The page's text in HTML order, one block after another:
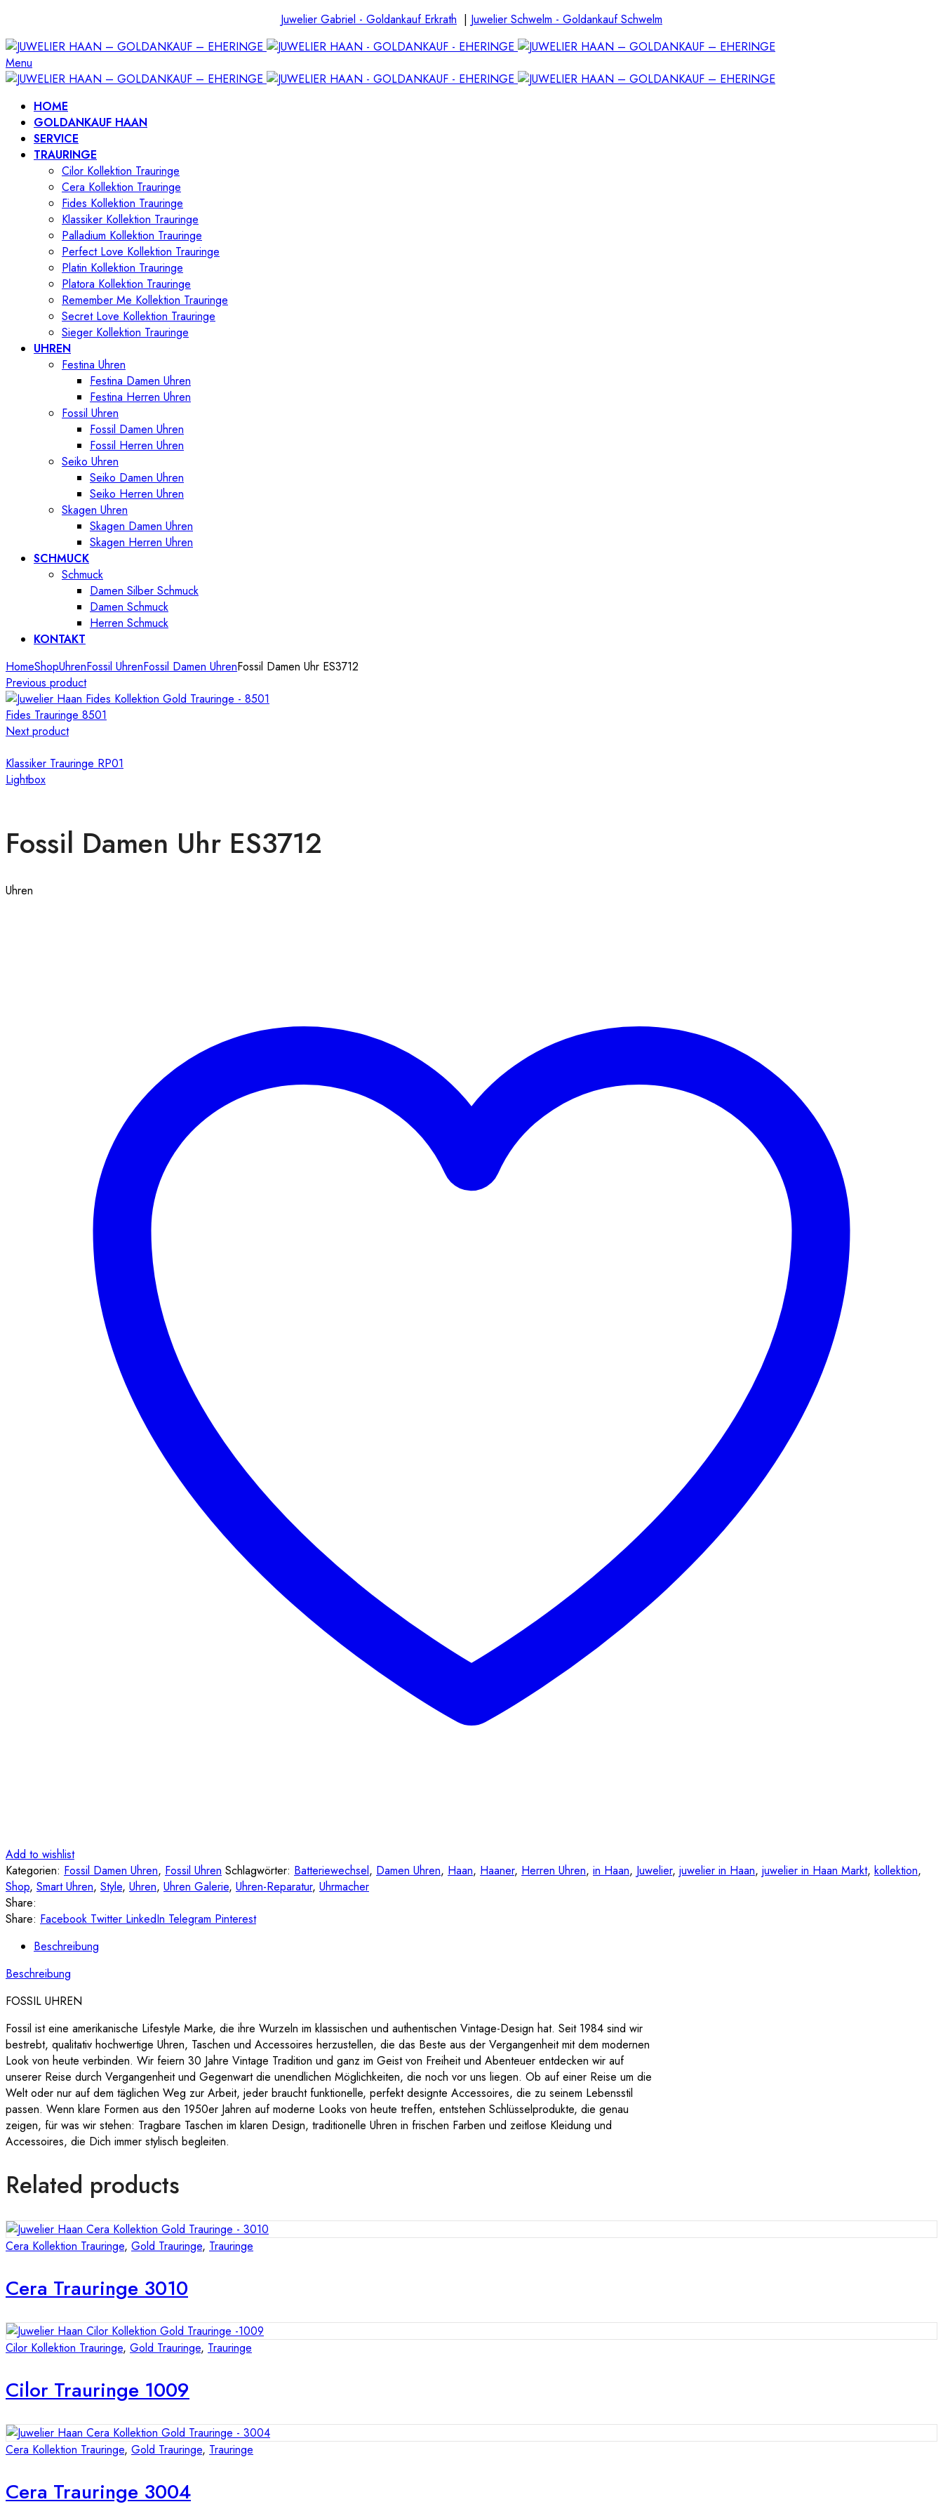
Juwelier Gabriel - Goldankauf Erkrath | Juwelier Schwelm - Goldankauf Schwelm
Menu
HOME
GOLDANKAUF HAAN
SERVICE
TRAURINGE
Cilor Kollektion Trauringe
Cera Kollektion Trauringe
Fides Kollektion Trauringe
Klassiker Kollektion Trauringe
Palladium Kollektion Trauringe
Perfect Love Kollektion Trauringe
Platin Kollektion Trauringe
Platora Kollektion Trauringe
Remember Me Kollektion Trauringe
Secret Love Kollektion Trauringe
Sieger Kollektion Trauringe
UHREN
Festina Uhren
Festina Damen Uhren
Festina Herren Uhren
Fossil Uhren
Fossil Damen Uhren
Fossil Herren Uhren
Seiko Uhren
Seiko Damen Uhren
Seiko Herren Uhren
Skagen Uhren
Skagen Damen Uhren
Skagen Herren Uhren
SCHMUCK
Schmuck
Damen Silber Schmuck
Damen Schmuck
Herren Schmuck
KONTAKT
HomeShopUhrenFossil UhrenFossil Damen UhrenFossil Damen Uhr ES3712
Previous product
Fides Trauringe 8501
Next product
Klassiker Trauringe RP01
Lightbox
Fossil Damen Uhr ES3712
Uhren
Add to wishlist
Kategorien: Fossil Damen Uhren, Fossil Uhren Schlagwörter: Batteriewechsel, Damen Uhren, Haan, Haaner, Herren Uhren, in Haan, Juwelier, juwelier in Haan, juwelier in Haan Markt, kollektion,
Shop, Smart Uhren, Style, Uhren, Uhren Galerie, Uhren-Reparatur, Uhrmacher
Share:
Share: Facebook Twitter LinkedIn Telegram Pinterest
Beschreibung
Beschreibung
FOSSIL UHREN
Fossil ist eine amerikanische Lifestyle Marke, die ihre Wurzeln im klassischen und authentischen Vintage-Design hat. Seit 1984 sind wir
bestrebt, qualitativ hochwertige Uhren, Taschen und Accessoires herzustellen, die das Beste aus der Vergangenheit mit dem modernen
Look von heute verbinden. Wir feiern 30 Jahre Vintage Tradition und ganz im Geist von Freiheit und Abenteuer entdecken wir auf
unserer Reise durch Vergangenheit und Gegenwart die unendlichen Möglichkeiten, die noch vor uns liegen. Ob auf einer Reise um die
Welt oder nur auf dem täglichen Weg zur Arbeit, jeder braucht funktionelle, perfekt designte Accessoires, die zu seinem Lebensstil
passen. Wenn klare Formen aus den 1950er Jahren auf moderne Looks von heute treffen, entstehen Schlüsselprodukte, die genau
zeigen, für was wir stehen: Tragbare Taschen im klaren Design, traditionelle Uhren in frischen Farben und zeitlose Kleidung und
Accessoires, die Dich immer stylisch begleiten.
Related products
Cera Kollektion Trauringe, Gold Trauringe, Trauringe
Cera Trauringe 3010
Cilor Kollektion Trauringe, Gold Trauringe, Trauringe
Cilor Trauringe 1009
Cera Kollektion Trauringe, Gold Trauringe, Trauringe
Cera Trauringe 3004